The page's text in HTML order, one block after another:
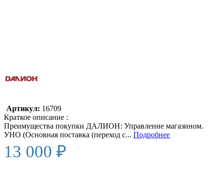
Артикул: 16709
Краткое описание :
Преимущества покупки ДАЛИОН: Управление магазином.
УНО (Основная поставка (переход с... Подробнее
13 000 ₽